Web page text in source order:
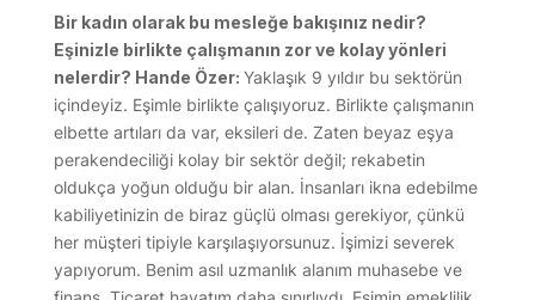
Bir kadın olarak bu mesleğe bakışınız nedir?
Eşinizle birlikte çalışmanın zor ve kolay yönleri
nelerdir? Hande Özer: Yaklaşık 9 yıldır bu sektörün
içindeyiz. Eşimle birlikte çalışıyoruz. Birlikte çalışmanın
elbette artıları da var, eksileri de. Zaten beyaz eşya
perakendeciliği kolay bir sektör değil; rekabetin
oldukça yoğun olduğu bir alan. İnsanları ikna edebilme
kabiliyetinizin de biraz güçlü olması gerekiyor, çünkü
her müşteri tipiyle karşılaşıyorsunuz. İşimizi severek
yapıyorum. Benim asıl uzmanlık alanım muhasebe ve